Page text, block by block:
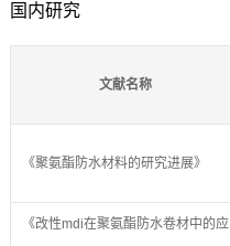
国内研究
文献名称
《聚氨酯防水材料的研究进展》
《改性mdi在聚氨酯防水卷材中的应